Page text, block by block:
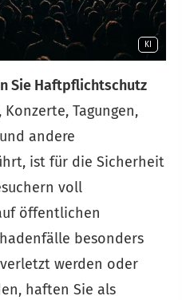
KI
Sie Haft­pflichtschutz
Konzerte, Tagungen,
andere
ist für die Sicherheit
voll
öffentlichen
besonders
werden oder
haften Sie als